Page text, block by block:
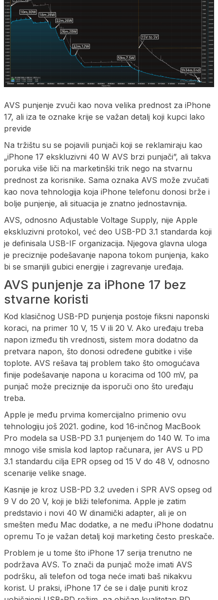
AVS punjenje zvuči kao nova velika prednost za iPhone
17, ali iza te oznake krije se važan detalj koji kupci lako
previde
Na tržištu su se pojavili punjači koji se reklamiraju kao
„iPhone 17 ekskluzivni 40 W AVS brzi punjači”, ali takva
poruka više liči na marketinški trik nego na stvarnu
prednost za korisnike. Sama oznaka AVS može zvučati
kao nova tehnologija koja iPhone telefonu donosi brže i
bolje punjenje, ali situacija je znatno jednostavnija.
AVS, odnosno Adjustable Voltage Supply, nije Apple
ekskluzivni protokol, već deo USB-PD 3.1 standarda koji
je definisala USB-IF organizacija. Njegova glavna uloga
je preciznije podešavanje napona tokom punjenja, kako
bi se smanjili gubici energije i zagrevanje uređaja.
AVS punjenje za iPhone 17 bez
stvarne koristi
Kod klasičnog USB-PD punjenja postoje fiksni naponski
koraci, na primer 10 V, 15 V ili 20 V. Ako uređaju treba
napon između tih vrednosti, sistem mora dodatno da
pretvara napon, što donosi određene gubitke i više
toplote. AVS rešava taj problem tako što omogućava
finije podešavanje napona u koracima od 100 mV, pa
punjač može preciznije da isporuči ono što uređaju
treba.
Apple je među prvima komercijalno primenio ovu
tehnologiju još 2021. godine, kod 16-inčnog MacBook
Pro modela sa USB-PD 3.1 punjenjem do 140 W. To ima
mnogo više smisla kod laptop računara, jer AVS u PD
3.1 standardu cilja EPR opseg od 15 V do 48 V, odnosno
scenarije velike snage.
Kasnije je kroz USB-PD 3.2 uveden i SPR AVS opseg od
9 V do 20 V, koji je bliži telefonima. Apple je zatim
predstavio i novi 40 W dinamički adapter, ali je on
smešten među Mac dodatke, a ne među iPhone dodatnu
opremu To je važan detalj koji marketing često preskače.
Problem je u tome što iPhone 17 serija trenutno ne
podržava AVS. To znači da punjač može imati AVS
podršku, ali telefon od toga neće imati baš nikakvu
korist. U praksi, iPhone 17 će se i dalje puniti kroz